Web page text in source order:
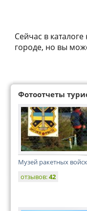
Сейчас в
городе, но вы
Фотоотчеты
Музей ракетных войск
отзывов:42